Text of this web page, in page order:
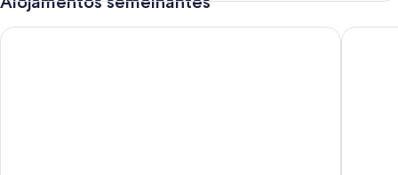
Family-friendly villa has private pool, short walk to Burgau